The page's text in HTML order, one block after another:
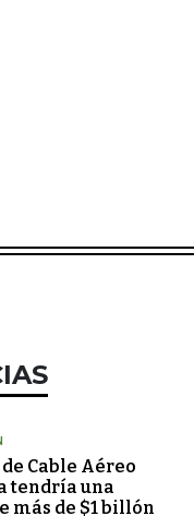
Cable Aéreo
tendría una
más de $1 billón